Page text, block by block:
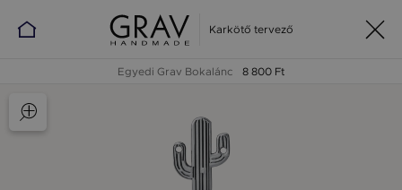
Karkötő tervező
Egyedi Grav Bokalánc 8 800 Ft